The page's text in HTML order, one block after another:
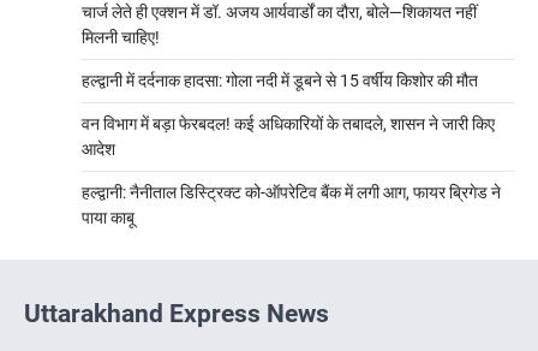
चार्ज लेते ही एक्शन में डॉ. अजय आर्यवार्डों का दौरा, बोले—शिकायत नहीं
मिलनी चाहिए!
हल्द्वानी में दर्दनाक हादसा: गोला नदी में डूबने से 15 वर्षीय किशोर की मौत
वन विभाग में बड़ा फेरबदल! कई अधिकारियों के तबादले, शासन ने जारी किए
आदेश
हल्द्वानी: नैनीताल डिस्ट्रिक्ट को-ऑपरेटिव बैंक में लगी आग, फायर ब्रिगेड ने
पाया काबू
Uttarakhand Express News